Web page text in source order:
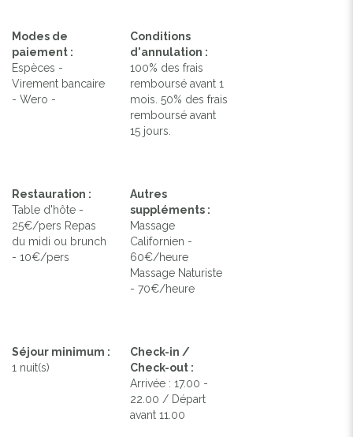
Modes de
paiement :
Espèces -
Virement bancaire
- Wero -
Conditions
d'annulation :
100% des frais
remboursé avant 1
mois. 50% des frais
remboursé avant
15 jours.
Restauration :
Table d'hôte -
25€/pers Repas
du midi ou brunch
- 10€/pers
Autres
suppléments :
Massage
Californien -
60€/heure
Massage Naturiste
- 70€/heure
Séjour minimum :
1 nuit(s)
Check-in /
Check-out :
Arrivée : 17.00 -
22.00 / Départ
avant 11.00